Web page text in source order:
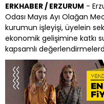
ERKHABER / ERZURUM -
Odası Mayıs Ayı Olağan
kurumun işleyişi, üyelein
ekonomik gelişimine katkı
kapsamlı